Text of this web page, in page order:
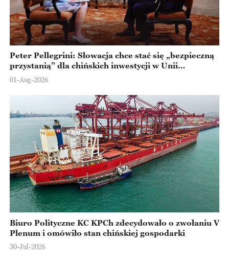
Peter Pellegrini: Słowacja chce stać się „bezpieczną
przystanią” dla chińskich inwestycji w Unii
Europejskiej
01-Aug-2026
Biuro Polityczne KC KPCh zdecydowało o zwołaniu V
Plenum i omówiło stan chińskiej gospodarki
30-Jul-2026